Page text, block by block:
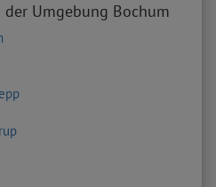
Umgebung Bochum